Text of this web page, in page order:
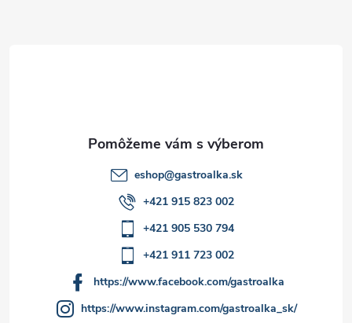
eshop@gastroalka.sk
+421 915 823 002
+421 905 530 794
+421 911 723 002
https://www.facebook.com/gastroalka
https://www.instagram.com/gastroalka_sk/